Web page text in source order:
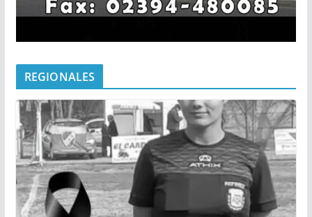
REGIONALES